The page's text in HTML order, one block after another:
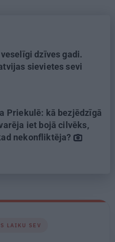
dzīves gadi.
sievietes sevi
Priekulē: kā bezjēdzīgā
iet bojā cilvēks,
nekonfliktēja?
LAIKU SEV